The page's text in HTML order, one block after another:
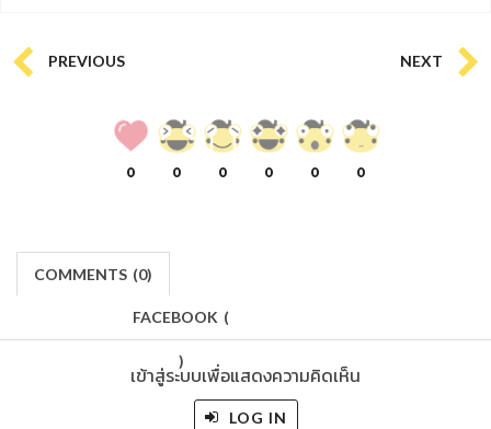
PREVIOUS NEXT
0 0 0 0 0 0
COMMENTS (0)
FACEBOOK (
)
เข้าสู่ระบบเพื่อแสดงความคิดเห็น
LOG IN